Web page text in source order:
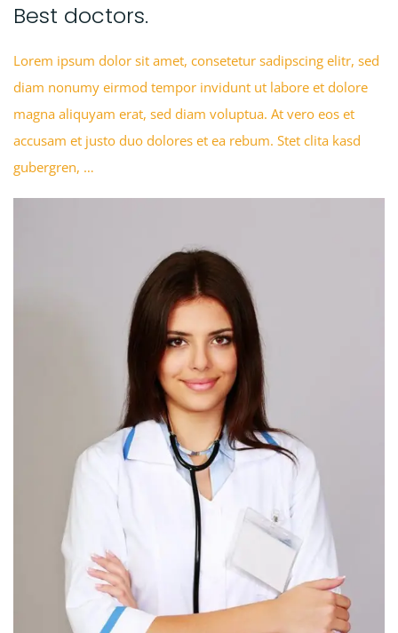
Best doctors.
Lorem ipsum dolor sit amet, consetetur sadipscing elitr, sed
diam nonumy eirmod tempor invidunt ut labore et dolore
magna aliquyam erat, sed diam voluptua. At vero eos et
accusam et justo duo dolores et ea rebum. Stet clita kasd
gubergren, …